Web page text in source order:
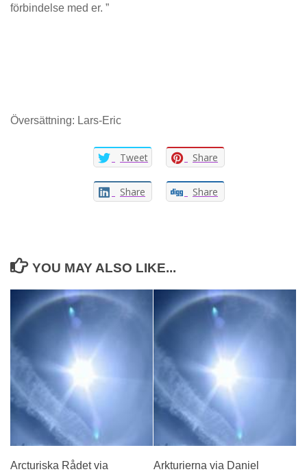
förbindelse med er. ”
Översättning: Lars-Eric
Tweet Share
Share Share
YOU MAY ALSO LIKE...
Arcturiska Rådet via
Arkturierna via Daniel